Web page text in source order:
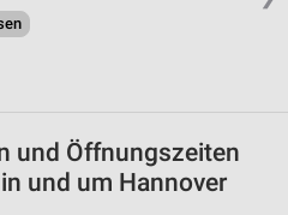
und Öffnungszeiten
und um Hannover